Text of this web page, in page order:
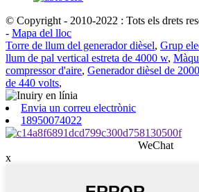
© Copyright - 2010-2022 : Tots els drets
- Mapa del lloc
Torre de llum del generador dièsel, Grup
llum de pal vertical estreta de 4000 w,
compressor d'aire, Generador dièsel de
de 440 volts,
Envia un correu electrònic
18950074022
WeChat
x